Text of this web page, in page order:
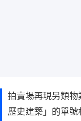
拍賣場再現另類
歷史建築」的單